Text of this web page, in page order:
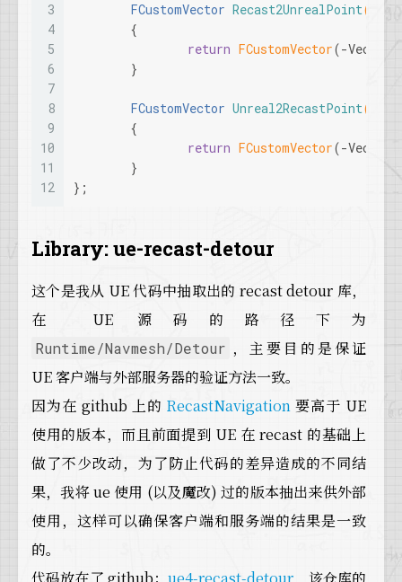
3
4
5
6
7
8
9
10
11
12
FCustomVector Recast2UnrealPoint(
{
return FCustomVector(-
	}
FCustomVector Unreal2RecastPoint(
{
return FCustomVector(-
	}
};
Library: ue-recast-detour
这个是我从 UE 代码中抽取出的 recast detour 库，
在 UE 源码的路径下为
Runtime/Navmesh/Detour ，主要目的是保证
UE 客户端与外部服务器的验证方法一致。
因为在 github 上的 RecastNavigation 要高于 UE
使用的版本，而且前面提到 UE 在 recast 的基础上
做了不少改动，为了防止代码的差异造成的不同结
果，我将 ue 使用 (以及魔改) 过的版本抽出来供外部
使用，这样可以确保客户端和服务端的结果是一致
的。